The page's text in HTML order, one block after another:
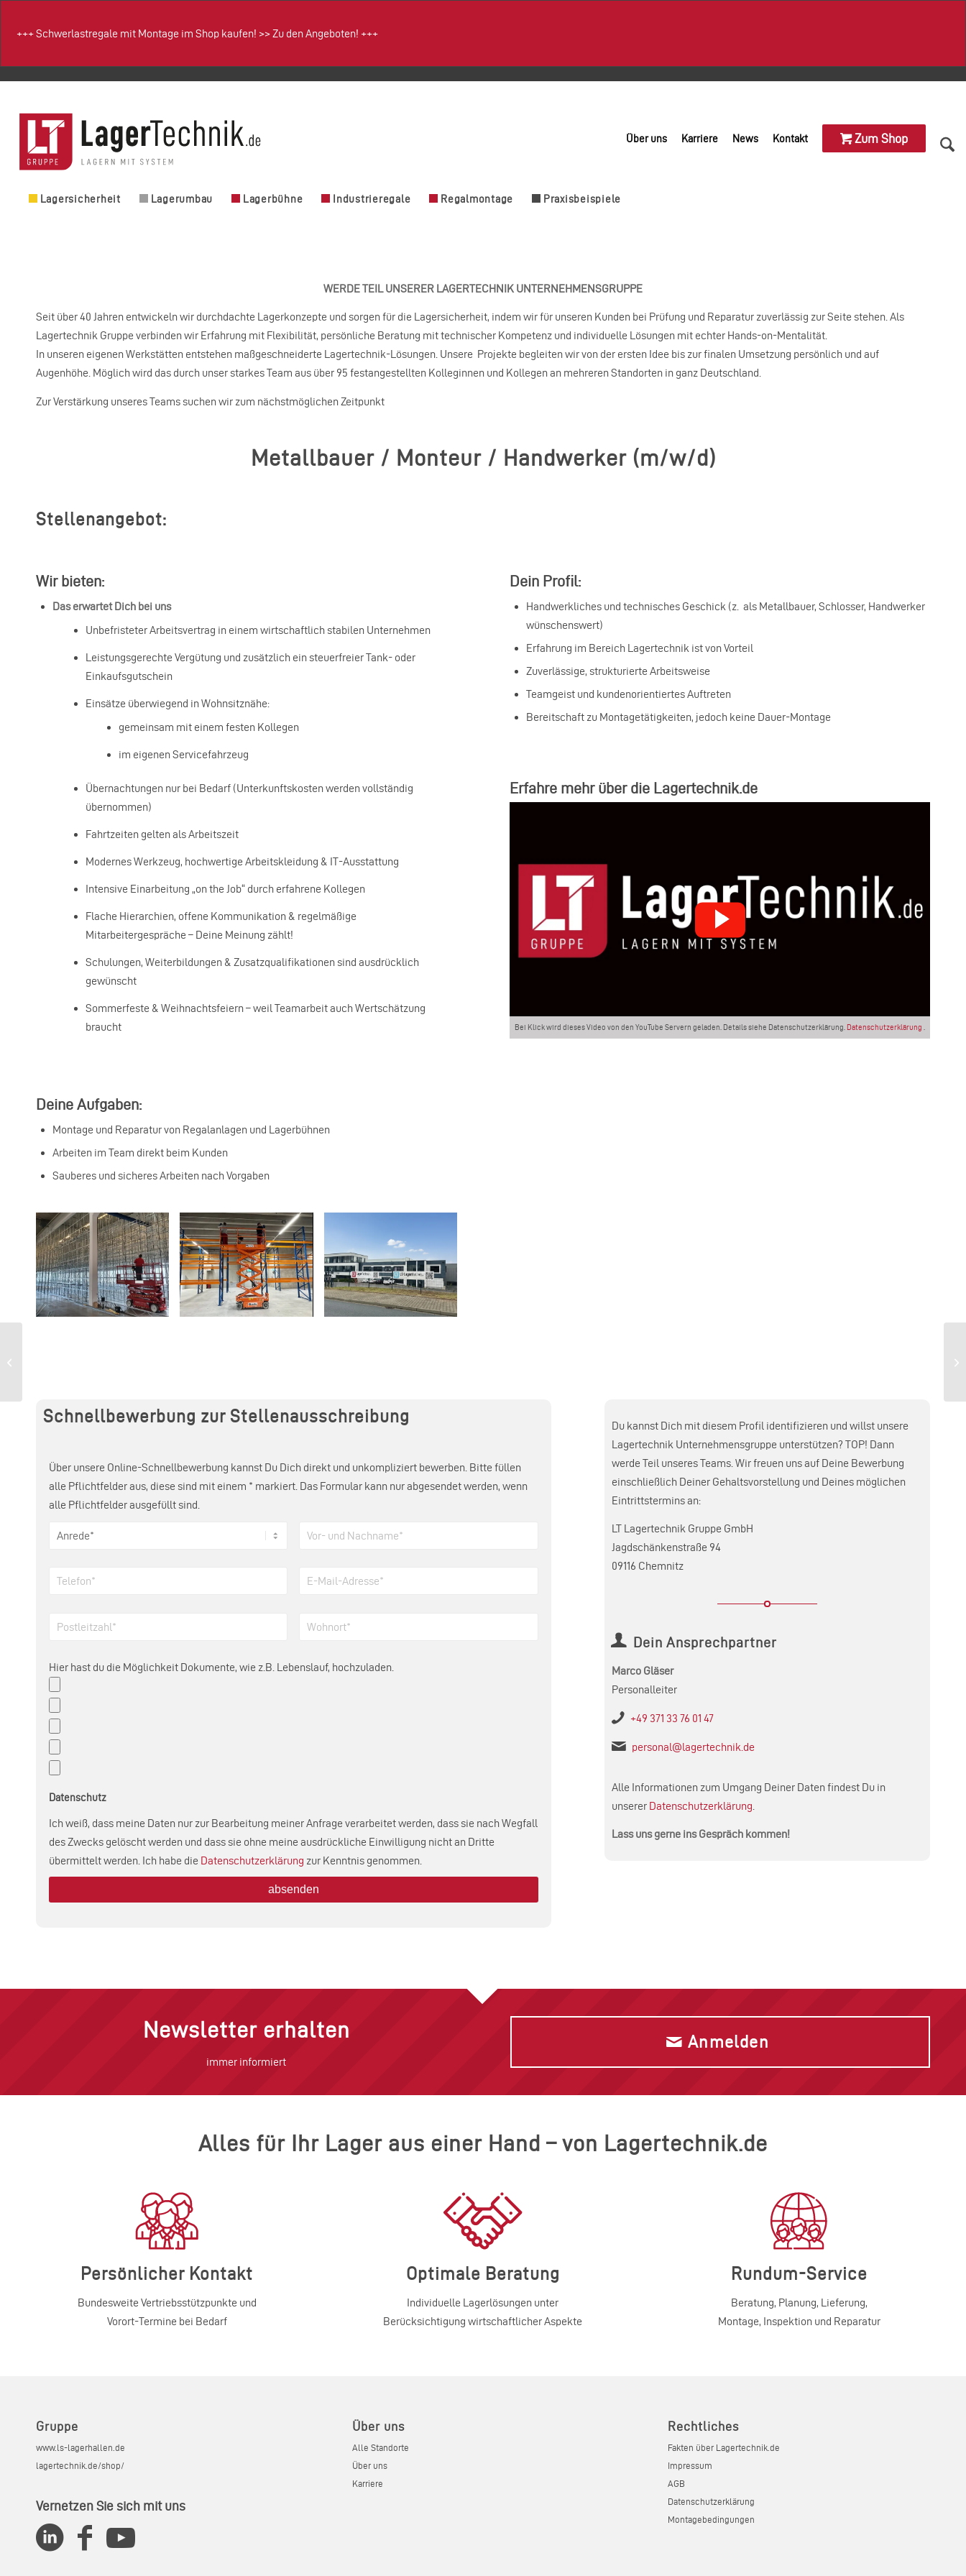
+++Schwerlastregale mit Montage im Shop kaufen! >>Zu den Angeboten! +++
Über uns Karriere News Kontakt Zum Shop
Lagersicherheit Lagerumbau Lagerbühne Industrieregale Regalmontage Praxisbeispiele
WERDE TEIL UNSERER LAGERTECHNIK UNTERNEHMENSGRUPPE
Seit über 40 Jahren entwickeln wir durchdachte Lagerkonzepte und sorgen für die Lagersicherheit, indem wir für unseren Kunden bei Prüfung und Reparatur zuverlässig zur Seite stehen. Als
Lagertechnik Gruppe verbinden wir Erfahrung mit Flexibilität, persönliche Beratung mit technischer Kompetenz und individuelle Lösungen mit echter Hands‑on‑Mentalität.
In unseren eigenen Werkstätten entstehen maßgeschneiderte Lagertechnik-Lösungen. Unsere Projekte begleiten wir von der ersten Idee bis zur finalen Umsetzung persönlich und auf
Augenhöhe. Möglich wird das durch unser starkes Team aus über 95 festangestellten Kolleginnen und Kollegen an mehreren Standorten in ganz Deutschland.
Zur Verstärkung unseres Teams suchen wir zum nächstmöglichen Zeitpunkt
Metallbauer / Monteur / Handwerker (m/w/d)
Stellenangebot:
Wir bieten:
Das erwartet Dich bei uns
Unbefristeter Arbeitsvertrag in einem wirtschaftlich stabilen Unternehmen
Leistungsgerechte Vergütung und zusätzlich ein steuerfreier Tank‑ oder
Einkaufsgutschein
Einsätze überwiegend in Wohnsitznähe:
gemeinsam mit einem festen Kollegen
im eigenen Servicefahrzeug
Übernachtungen nur bei Bedarf (Unterkunftskosten werden vollständig
übernommen)
Fahrtzeiten gelten als Arbeitszeit
Modernes Werkzeug, hochwertige Arbeitskleidung & IT‑Ausstattung
Intensive Einarbeitung „on the Job“ durch erfahrene Kollegen
Flache Hierarchien, offene Kommunikation & regelmäßige
Mitarbeitergespräche – Deine Meinung zählt!
Schulungen, Weiterbildungen & Zusatzqualifikationen sind ausdrücklich
gewünscht
Sommerfeste & Weihnachtsfeiern – weil Teamarbeit auch Wertschätzung
braucht
Deine Aufgaben:
Montage und Reparatur von Regalanlagen und Lagerbühnen
Arbeiten im Team direkt beim Kunden
Sauberes und sicheres Arbeiten nach Vorgaben
Dein Profil:
Handwerkliches und technisches Geschick (z. als Metallbauer, Schlosser, Handwerker
wünschenswert)
Erfahrung im Bereich Lagertechnik ist von Vorteil
Zuverlässige, strukturierte Arbeitsweise
Teamgeist und kundenorientiertes Auftreten
Bereitschaft zu Montagetätigkeiten, jedoch keine Dauer‑Montage
Erfahre mehr über die Lagertechnik.de
Bei Klick wird dieses Video von den YouTube Servern geladen. Details siehe Datenschutzerklärung. Datenschutzerklärung .
Schnellbewerbung zur Stellenausschreibung
Über unsere Online-Schnellbewerbung kannst Du Dich direkt und unkompliziert bewerben. Bitte füllen
alle Pflichtfelder aus, diese sind mit einem * markiert. Das Formular kann nur abgesendet werden, wenn
alle Pflichtfelder ausgefüllt sind.
Hier hast du die Möglichkeit Dokumente, wie z.B. Lebenslauf, hochzuladen.
Datenschutz
Ich weiß, dass meine Daten nur zur Bearbeitung meiner Anfrage verarbeitet werden, dass sie nach Wegfall
des Zwecks gelöscht werden und dass sie ohne meine ausdrückliche Einwilligung nicht an Dritte
übermittelt werden. Ich habe die Datenschutzerklärung zur Kenntnis genommen.
Du kannst Dich mit diesem Profil identifizieren und willst unsere
Lagertechnik Unternehmensgruppe unterstützen? TOP! Dann
werde Teil unseres Teams. Wir freuen uns auf Deine Bewerbung
einschließlich Deiner Gehaltsvorstellung und Deines möglichen
Eintrittstermins an:
LT Lagertechnik Gruppe GmbH
Jagdschänkenstraße 94
09116 Chemnitz
Dein Ansprechpartner
Marco Gläser
Personalleiter
+49 371 33 76 01 47
personal@lagertechnik.de
Alle Informationen zum Umgang Deiner Daten findest Du in
unserer Datenschutzerklärung
Lass uns gerne ins Gespräch kommen!
Newsletter erhalten
immer informiert
Anmelden
Alles für Ihr Lager aus einer Hand – von Lagertechnik.de
Persönlicher Kontakt
Bundesweite Vertriebsstützpunkte und
Vorort-Termine bei Bedarf
Optimale Beratung
Individuelle Lagerlösungen unter
Berücksichtigung wirtschaftlicher Aspekte
Rundum-Service
Beratung, Planung, Lieferung,
Montage, Inspektion und Reparatur
Gruppe
www.ls-lagerhallen.de
lagertechnik.de/shop/
Vernetzen Sie sich mit uns
Über uns
Alle Standorte
Über uns
Karriere
Rechtliches
Fakten über Lagertechnik.de
Impressum
AGB
Datenschutzerklärung
Montagebedingungen